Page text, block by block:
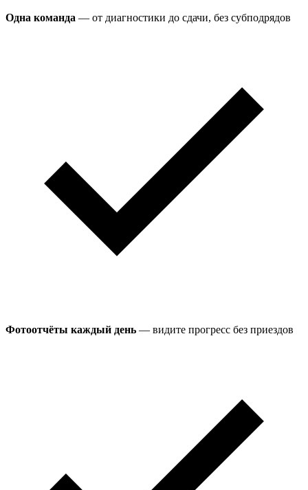
Одна команда — от диагностики до сдачи, без субподрядов
Фотоотчёты каждый день — видите прогресс без приездов